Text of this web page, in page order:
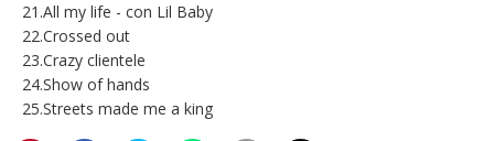
21.All my life - con Lil Baby
22.Crossed out
23.Crazy clientele
24.Show of hands
25.Streets made me a king